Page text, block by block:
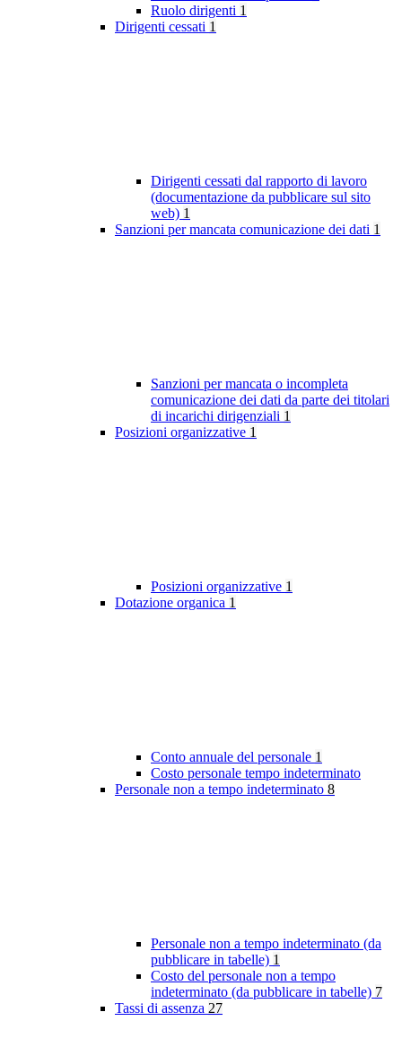
Ruolo dirigenti 1
Dirigenti cessati 1
Dirigenti cessati dal rapporto di lavoro
(documentazione da pubblicare sul sito
web) 1
Sanzioni per mancata comunicazione dei dati 1
Sanzioni per mancata o incompleta
comunicazione dei dati da parte dei titolari
di incarichi dirigenziali 1
Posizioni organizzative 1
Posizioni organizzative 1
Dotazione organica 1
Conto annuale del personale 1
Costo personale tempo indeterminato
Personale non a tempo indeterminato 8
Personale non a tempo indeterminato (da
pubblicare in tabelle) 1
Costo del personale non a tempo
indeterminato (da pubblicare in tabelle) 7
Tassi di assenza 27